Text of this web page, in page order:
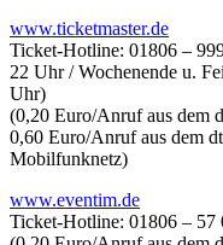
www.ticketmaster.de
Ticket-Hotline: 01806 –
22 Uhr / Wochenende u.
Uhr)
(0,20 Euro/Anruf aus dem
0,60 Euro/Anruf aus dem
Mobilfunknetz)
www.eventim.de
Ticket-Hotline: 01806 – 57